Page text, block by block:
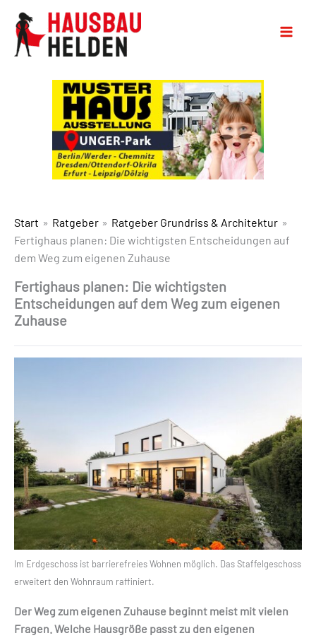
Start Ratgeber
Ratgeber Grundriss & Architektur
Fertighaus planen: Die wichtigsten Entscheidungen auf
dem Weg zum eigenen Zuhause
Fertighaus planen: Die wichtigsten
Entscheidungen auf dem Weg zum eigenen
Zuhause
Im Erdgeschoss ist barrierefreies Wohnen möglich. Das Staffelgeschoss
erweitert den Wohnraum raffiniert.
Der Weg zum eigenen Zuhause beginnt meist mit vielen
Fragen. Welche Hausgröße passt zu den eigenen